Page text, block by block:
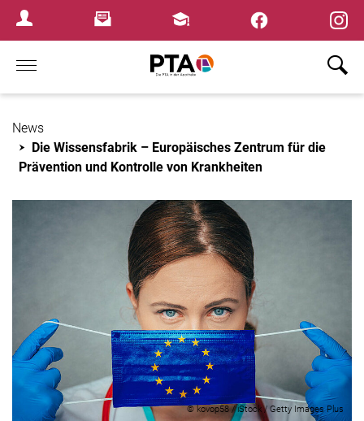
Login MenuNewsletterFortbildungen
Home
News
Die Wissensfabrik – Europäisches Zentrum für die
Prävention und Kontrolle von Krankheiten
© kovop58 / iStock / Getty Images Plus
×